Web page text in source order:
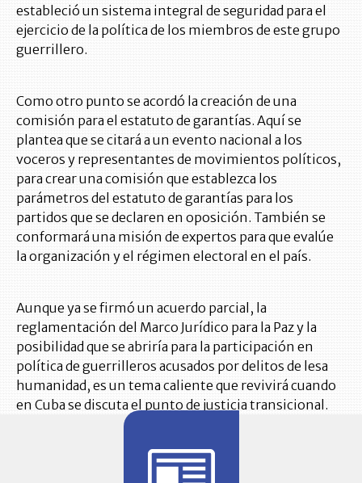
estableció un sistema integral de seguridad para el
ejercicio de la política de los miembros de este grupo
guerrillero.
Como otro punto se acordó la creación de una
comisión para el estatuto de garantías. Aquí se
plantea que se citará a un evento nacional a los
voceros y representantes de movimientos políticos,
para crear una comisión que establezca los
parámetros del estatuto de garantías para los
partidos que se declaren en oposición. También se
conformará una misión de expertos para que evalúe
la organización y el régimen electoral en el país.
Aunque ya se firmó un acuerdo parcial, la
reglamentación del Marco Jurídico para la Paz y la
posibilidad que se abriría para la participación en
política de guerrilleros acusados por delitos de lesa
humanidad, es un tema caliente que revivirá cuando
en Cuba se discuta el punto de justicia transicional.